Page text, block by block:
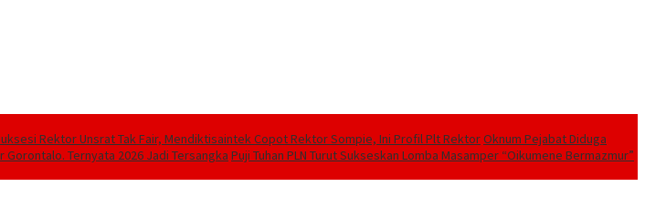
Rektor Unsrat Tak Fair, Mendiktisaintek Copot Rektor Sompie, Ini Profil Plt RektorOknum Pejabat Diduga
Gorontalo. Ternyata 2026 Jadi Tersangka Puji Tuhan PLN Turut Sukseskan Lomba Masamper “Oikumene Bermazmur”